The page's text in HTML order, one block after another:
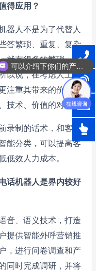
得应用？
器人不是为了代替人
答繁琐、重复、复杂
就有很多的繁琐、重
以说，在考虑人工智
注重其带来的价值，
技术、价值的对比。
录制的话术，和客户
能分类，可以提高客
低效人力成本。
话机器人是界内较好
音、语义技术，打造
提供智能外呼营销推
，进行问卷调查和产
同时完成调研，并将
可以介绍下你们的产品么？